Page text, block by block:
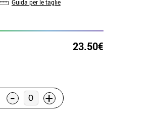
Guida per le taglie
23.50€
- +